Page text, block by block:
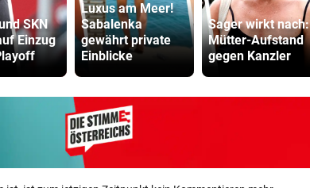
SKN
Einzug
Luxus am Meer!
Sabalenka
gewährt private
Einblicke
Sager wirkt nach:
Mütter-Aufstand
gegen Kanzler